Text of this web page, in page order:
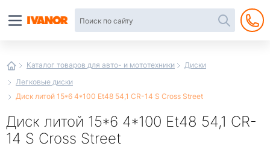
Каталог товаров для авто- и мототехники
Диски
Легковые диски
Диск литой 15*6 4*100 Et48 54,1 CR-14 S Cross Street
Диск литой 15*6 4*100 Et48 54,1 CR-
14 S Cross Street
интернет-